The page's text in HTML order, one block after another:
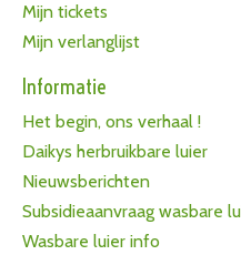
Mijn tickets
Mijn verlanglijst
Informatie
Het begin, ons verhaal !
Daikys herbruikbare luier
Nieuwsberichten
Subsidieaanvraag wasbare
Wasbare luier info